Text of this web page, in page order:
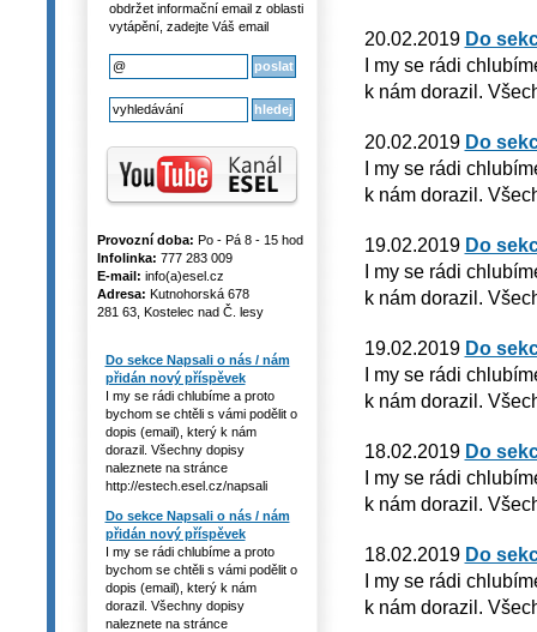
obdržet informační email z oblasti
vytápění, zadejte Váš email
Provozní doba: Po - Pá 8 - 15 hod
Infolinka: 777 283 009
E-mail: info(a)esel.cz
Adresa: Kutnohorská 678
281 63, Kostelec nad Č. lesy
Do sekce Napsali o nás / nám
přidán nový příspěvek
I my se rádi chlubíme a proto
bychom se chtěli s vámi podělit o
dopis (email), který k nám
dorazil. Všechny dopisy
naleznete na stránce
http://estech.esel.cz/napsali
Do sekce Napsali o nás / nám
přidán nový příspěvek
I my se rádi chlubíme a proto
bychom se chtěli s vámi podělit o
dopis (email), který k nám
dorazil. Všechny dopisy
naleznete na stránce
20.02.2019 Do
I my se rádi
k nám dorazil.
20.02.2019 Do
I my se rádi
k nám dorazil.
19.02.2019 Do
I my se rádi
k nám dorazil.
19.02.2019 Do
I my se rádi
k nám dorazil.
18.02.2019 Do
I my se rádi
k nám dorazil.
18.02.2019 Do
I my se rádi
k nám dorazil.